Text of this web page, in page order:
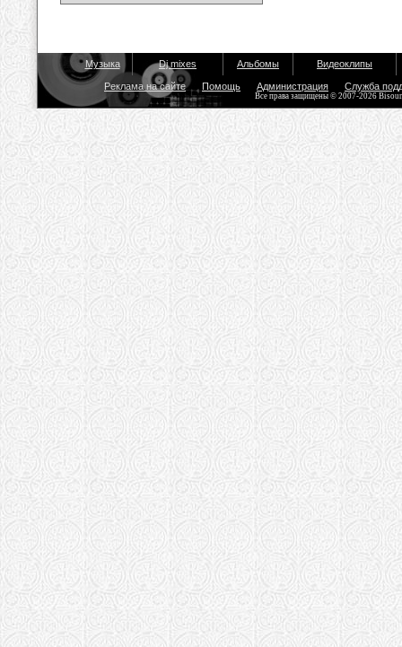
Музыка Dj mixes Альбомы Видеоклипы
Реклама на сайте Помощь Администрация Служба
Все права защищены © 2007-2026